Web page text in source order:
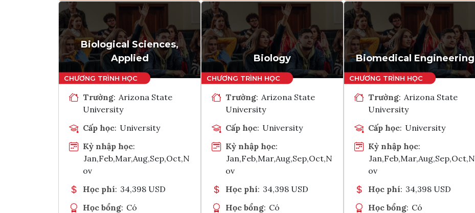
Ghi danh
Tham vấn Interlink
Ghi danh
Tham vấn Interlink
Ghi danh
Tham vấn Interlink
Biological Sciences,
Applied
Trường: Arizona State
University
Cấp học: University
Kỳ nhập học:
Jan,Feb,Mar,Aug,Sep,Oct,N
ov
Học phí: 34,398 USD
Học bổng: Có
Biology
Trường: Arizona State
University
Cấp học: University
Kỳ nhập học:
Jan,Feb,Mar,Aug,Sep,Oct,N
ov
Học phí: 34,398 USD
Học bổng: Có
Biomedical Engineering
Trường: Arizona State
University
Cấp học: University
Kỳ nhập học:
Jan,Feb,Mar,Aug,Sep,Oct,N
ov
Học phí: 34,398 USD
Học bổng: Có